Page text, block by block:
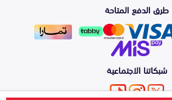
الشمعات
والاصطبات (الاضاءة)
الفرامل والأقمشة
اكسسوارات العناية
الزيوت و السوائل
التلميع والعناية
هيونداي
كيا
طرق الدفع المتاحة
شبكاتنا الاجتماعية